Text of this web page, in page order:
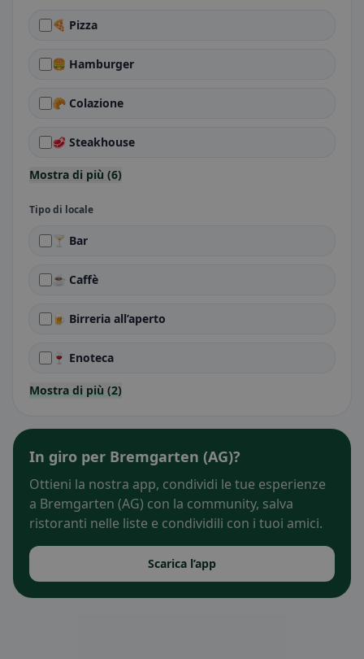
🍕 Pizza
🍔 Hamburger
🥐 Colazione
🥩 Steakhouse
Mostra di più (6)
Tipo di locale
🍸 Bar
☕ Caffè
🍺 Birreria all’aperto
🍷 Enoteca
Mostra di più (2)
In giro per Bremgarten (AG)?
Ottieni la nostra app, condividi le tue esperienze
a Bremgarten (AG) con la community, salva
ristoranti nelle liste e condividili con i tuoi amici.
Scarica l’app